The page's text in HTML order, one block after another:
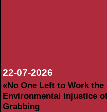
22-07-2026
«No One Left to Work the
Environmental Injustice
Grabbing